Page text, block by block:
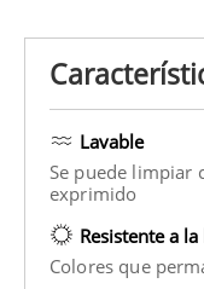
Lavable
Se puede limpiar
exprimido
Resistente a la
Colores que